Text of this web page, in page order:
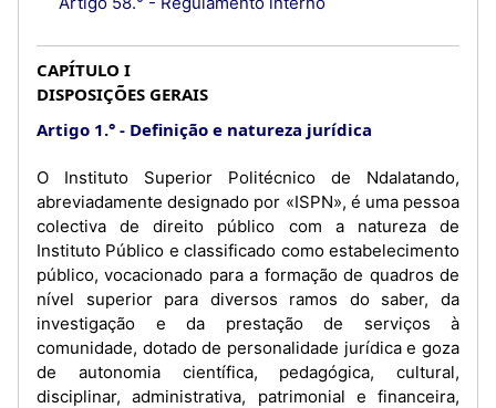
CAPÍTULO I
DISPOSIÇÕES GERAIS
Artigo 1.°
Definição e natureza jurídica
O Instituto Superior Politécnico de Ndalatando,
abreviadamente designado por «ISPN», é uma pessoa
colectiva de direito público com a natureza de
Instituto Público e classificado como estabelecimento
público, vocacionado para a formação de quadros de
nível superior para diversos ramos do saber, da
investigação e da prestação de serviços à
comunidade, dotado de personalidade jurídica e goza
de autonomia científica, pedagógica, cultural,
disciplinar, administrativa, patrimonial e financeira,